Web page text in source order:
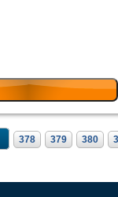
378 379 380